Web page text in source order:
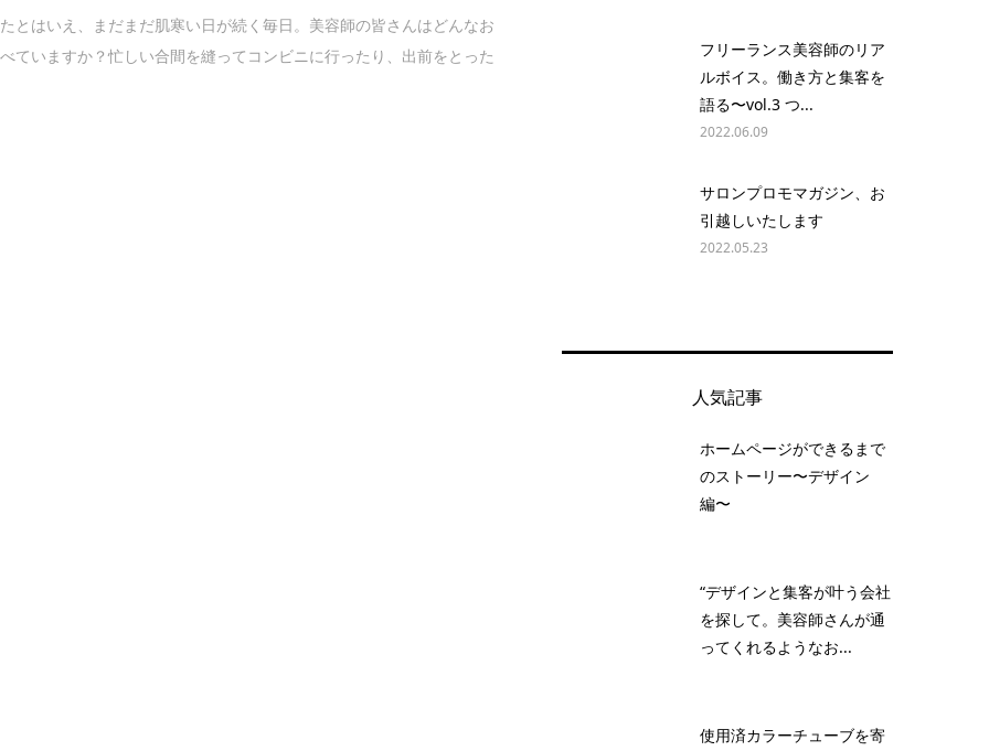
とはいえ、まだまだ肌寒い日が続く毎日。美容師の皆さんはどんなお
ていますか？忙しい合間を縫ってコンビニに行ったり、出前をとった
フリーランス美容師のリア
ルボイス。働き方と集客を
語る〜vol.3 つ...
2022.06.09
サロンプロモマガジン、お
引越しいたします
2022.05.23
人気記事
ホームページができるまで
のストーリー〜デザイン
編〜
“デザインと集客が叶う会社
を探して。美容師さんが通
ってくれるようなお...
使用済カラーチューブを寄